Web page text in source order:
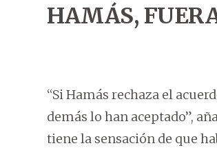
HAMÁS,
“Si Hamás rechaza el
demás lo han aceptado”,
tiene la sensación de que